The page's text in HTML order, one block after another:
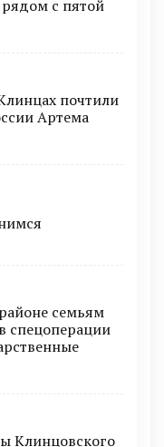
с пятой
почтили
Артема
семьям
спецоперации
Клинцовского